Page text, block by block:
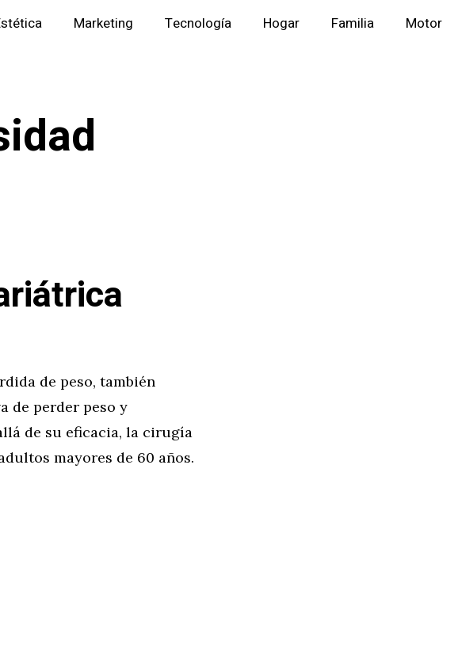
Marketing Tecnología Hogar Familia Motor
de peso, también
de perder peso y
de su eficacia, la cirugía
mayores de 60 años.